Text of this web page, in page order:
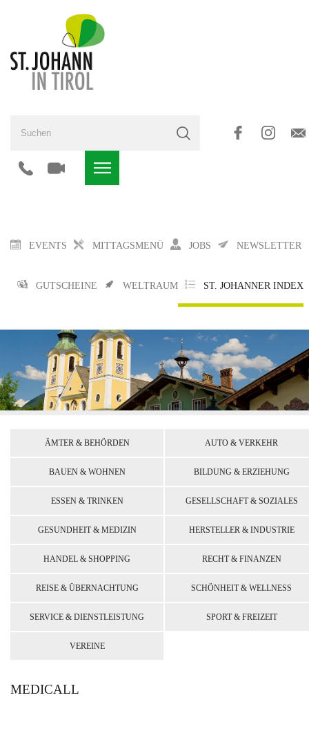
EVENTS MITTAGSMENÜ JOBS NEWSLETTER
GUTSCHEINE WELTRAUM ST. JOHANNER INDEX
ÄMTER & BEHÖRDEN AUTO & VERKEHR
BAUEN & WOHNEN BILDUNG & ERZIEHUNG
ESSEN & TRINKEN GESELLSCHAFT & SOZIALES
GESUNDHEIT & MEDIZIN HERSTELLER & INDUSTRIE
HANDEL & SHOPPING RECHT & FINANZEN
REISE & ÜBERNACHTUNG SCHÖNHEIT & WELLNESS
SERVICE & DIENSTLEISTUNG SPORT & FREIZEIT
VEREINE
MEDICALL